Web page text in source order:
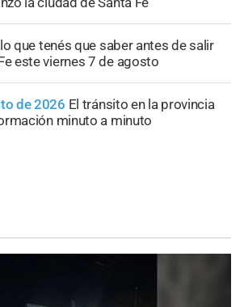
que tenés que saber antes de salir
este viernes 7 de agosto
de 2026 El tránsito en la provincia
minuto a minuto